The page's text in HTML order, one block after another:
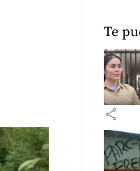
Te
share